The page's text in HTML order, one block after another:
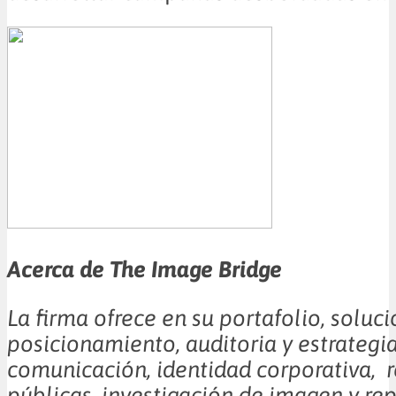
Acerca de The Image Bridge
La firma ofrece en su portafolio,
posicionamiento, auditoria y
comunicación, identidad corporativa,